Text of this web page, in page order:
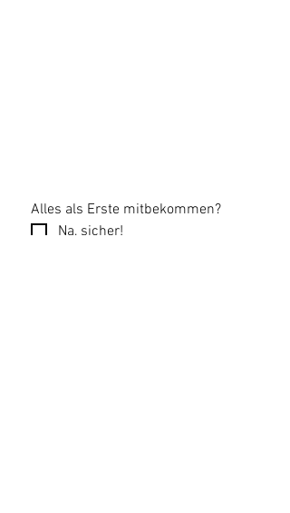
Alles als Erste mitbekommen?
Na, sicher!